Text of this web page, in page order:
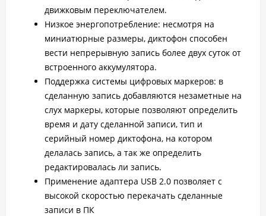
движковым переключателем.
Низкое энергопотребление: несмотря на
миниатюрные размеры, диктофон способен
вести непрерывную запись более двух суток от
встроенного аккумулятора.
Поддержка системы цифровых маркеров: в
сделанную запись добавляются незаметные на
слух маркеры, которые позволяют определить
время и дату сделанной записи, тип и
серийный номер диктофона, на котором
делалась запись, а так же определить
редактировалась ли запись.
Применение адаптера USB 2.0 позволяет с
высокой скоростью перекачать сделанные
записи в ПК